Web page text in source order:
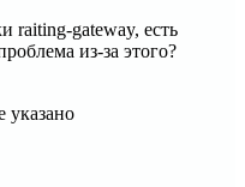
raiting-gateway, есть
из-за этого?
указано